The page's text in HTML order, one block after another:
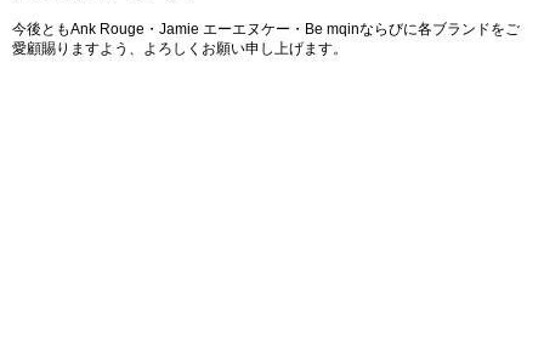
今後ともAnk Rouge・Jamie エーエヌケー・Be mqinならびに各ブランドをご
愛顧賜りますよう、よろしくお願い申し上げます。